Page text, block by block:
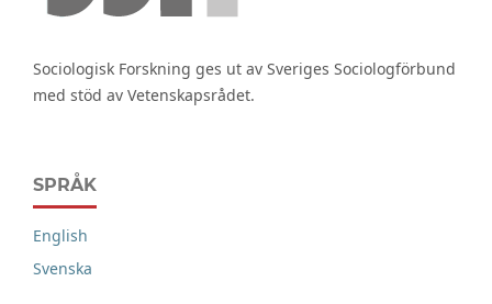
Sociologisk Forskning ges ut av Sveriges Sociologförbund
med stöd av Vetenskapsrådet.
SPRÅK
English
Svenska